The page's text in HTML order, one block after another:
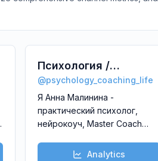
Психология /
нейрокоучинг /
саморазвитие
@psychology_coaching_life
Я Анна Малинина -
практический психолог,
нейрокоуч, Master Coach
Ассоциации ICI, ECA,
Analytics